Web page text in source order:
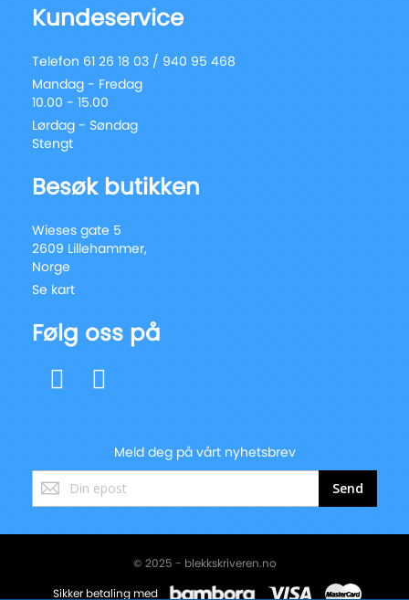
Kundeservice
Telefon 61 26 18 03 / 940 95 468
Mandag - Fredag
10.00 - 15.00
Lørdag - Søndag
Stengt
Besøk butikken
Wieses gate 5
2609 Lillehammer,
Norge
Se kart
Følg oss på
Meld deg på vårt nyhetsbrev
Registrer
deg
vårt
Send
© 2025 - blekkskriveren.no
Sikker betaling med